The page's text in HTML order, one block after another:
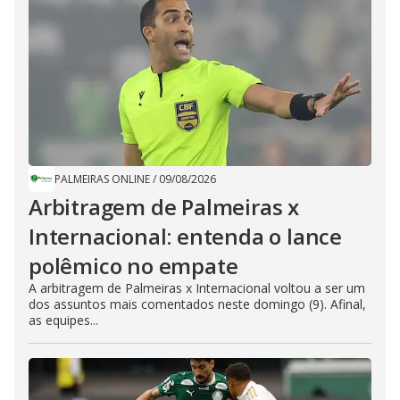
PALMEIRAS ONLINE/ 09/08/2026
Arbitragem de Palmeiras x
Internacional: entenda o lance
polêmico no empate
A arbitragem de Palmeiras x Internacional voltou a ser um
dos assuntos mais comentados neste domingo (9). Afinal,
as equipes...